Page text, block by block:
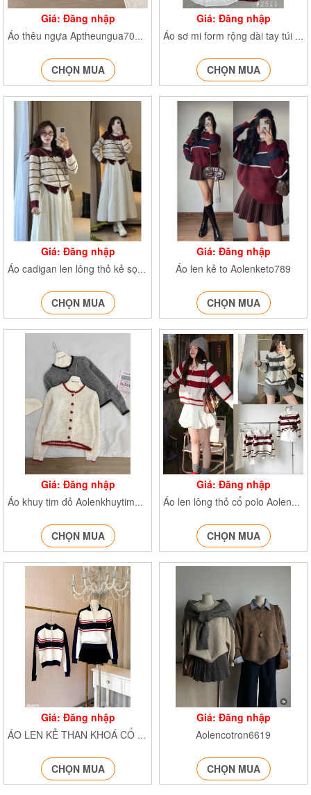
Giá: Đăng nhập
Áo thêu ngựa Aptheungua70134
CHỌN MUA
Giá: Đăng nhập
Áo sơ mi form rộng dài tay túi ngực SM2511
CHỌN MUA
Giá: Đăng nhập
Áo cadigan len lông thỏ kẻ sọc thêu ngựa AocrgtheunguaH35
CHỌN MUA
Giá: Đăng nhập
Áo len kẻ to Aolenketo789
CHỌN MUA
Giá: Đăng nhập
Áo khuy tim đỏ Aolenkhuytim308
CHỌN MUA
Giá: Đăng nhập
Áo len lông thỏ cổ polo AolenkekhuygoA756
CHỌN MUA
Giá: Đăng nhập
ÁO LEN KẺ THAN KHOÁ CỔ Aolenke0039
CHỌN MUA
Giá: Đăng nhập
Aolencotron6619
CHỌN MUA